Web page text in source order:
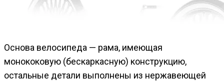
Основа велосипеда — рама, имеющая
монококовую (бескаркасную) конструкцию,
остальные детали выполнены из нержавеющей